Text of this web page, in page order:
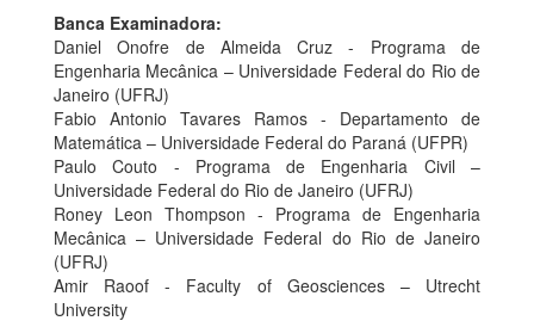
Banca Examinadora:
Daniel Onofre de Almeida Cruz - Programa de
Engenharia Mecânica – Universidade Federal do Rio de
Janeiro (UFRJ)
Fabio Antonio Tavares Ramos - Departamento de
Matemática – Universidade Federal do Paraná (UFPR)
Paulo Couto - Programa de Engenharia Civil –
Universidade Federal do Rio de Janeiro (UFRJ)
Roney Leon Thompson - Programa de Engenharia
Mecânica – Universidade Federal do Rio de Janeiro
(UFRJ)
Amir Raoof - Faculty of Geosciences – Utrecht
University